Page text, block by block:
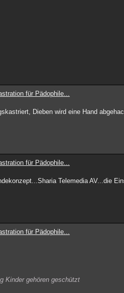
für Pädophile...
Dieben wird eine Hand
für Pädophile...
Telemedia AV...die
für Pädophile...
Kinder gehören geschützt